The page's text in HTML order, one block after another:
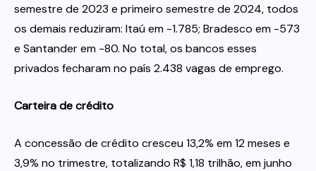
semestre de 2023 e primeiro semestre de 2024, todos
os demais reduziram: Itaú em -1.785; Bradesco em -573
e Santander em -80. No total, os bancos esses
privados fecharam no país 2.438 vagas de emprego.
Carteira de crédito
A concessão de crédito cresceu 13,2% em 12 meses e
3,9% no trimestre, totalizando R$ 1,18 trilhão, em junho